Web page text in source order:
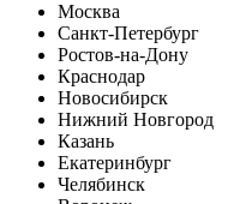
Москва
Санкт-Петербург
Ростов-на-Дону
Краснодар
Новосибирск
Нижний Новгород
Казань
Екатеринбург
Челябинск